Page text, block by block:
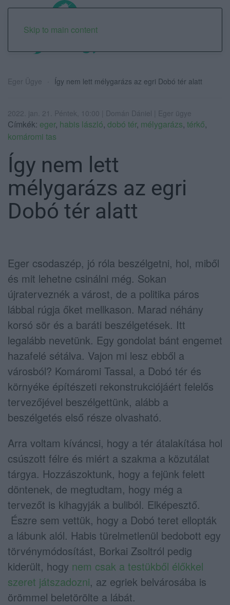
Skip to main content
Eger Ügye Így nem lett mélygarázs az egri Dobó tér alatt
2022. jan. 21. Péntek, 10:00 | Domán Dániel | Eger ügye
Címkék: eger, habis lászló, dobó tér, mélygarázs, térkő,
komáromi tas
Így nem lett
mélygarázs az egri
Dobó tér alatt
Eger csodaszép, jó róla beszélgetni, hol, miből
és mit lehetne csinálni még. Sokan
újraterveznék a várost, de a politika páros
lábbal rúgja őket mellkason. Marad néhány
korsó sör és a baráti beszélgetések. Itt
legalább nevetünk. Egy gondolat bánt engemet
hazafelé sétálva. Vajon mi lesz ebből a
városból? Komáromi Tassal, a Dobó tér és
környéke építészeti rekonstrukciójáért felelős
tervezőjével beszélgettünk, alább a
beszélgetés első része olvasható.
Arra voltam kíváncsi, hogy a tér átalakítása hol
csúszott félre és miért a szakma a közutálat
tárgya. Hozzászoktunk, hogy a fejünk felett
döntenek, de megtudtam, hogy még a
tervezőt is kihagyják a buliból. Elképesztő.
Észre sem vettük, hogy a Dobó teret ellopták
a lábunk alól. Habis türelmetlenül bedobott egy
törvénymódosítást, Borkai Zsoltról pedig
kiderült, hogy nem csak a testükből élőkkel
szeret játszadozni, az egriek belvárosába is
örömmel beletörölte a lábát.